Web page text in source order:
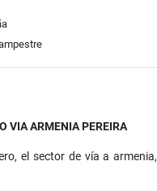
VIA ARMENIA PEREIRA
el sector de vía a